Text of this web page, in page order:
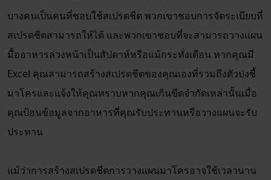
บางคนเป็นคนที่ชอบใช้สเปรดชีต พวกเขาชอบการจัดระเบียบที่
สเปรดชีตสามารถให้ได้ และพวกเขาชอบที่จะสามารถวางแผน
มื้ออาหารล่วงหน้าเป็นสัปดาห์หรือแม้กระทั่งเดือน หากคุณมี
Excel คุณสามารถสร้างสเปรดชีตของคุณเองที่รวมถึงตัวบ่งชี้
มาโครและแจ้งให้คุณทราบหากคุณเกินขีดจำกัดเหล่านั้นเมื่อ
คุณป้อนข้อมูลจากอาหารที่คุณรับประทานหรือวางแผนจะรับ
ประทาน
แม้ว่าการสร้างสเปรดชีตการวางแผนมาโครอาจใช้เวลานาน